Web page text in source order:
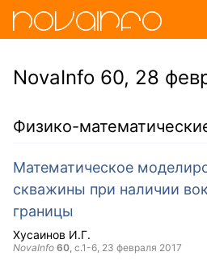
NovaInfo 60, 28
Физико-
Математическое
скважины при наличии
границы
Хусаинов И.Г.
NovaInfo 60, с.1-6, 23 февраля 2017